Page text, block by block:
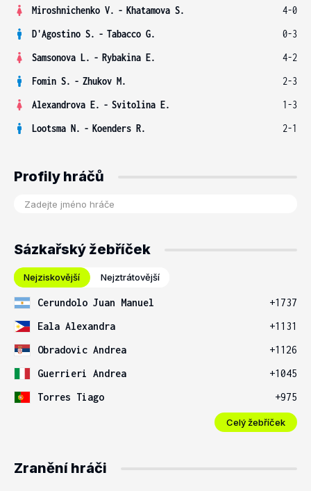
Miroshnichenko V. - Khatamova S.
4-0
D'Agostino S. - Tabacco G.
0-3
Samsonova L. - Rybakina E.
4-2
Fomin S. - Zhukov M.
2-3
Alexandrova E. - Svitolina E.
1-3
Lootsma N. - Koenders R. 2-1
Profily hráčů
Sázkařský žebříček
Nejziskovější Nejztrátovější
Cerundolo Juan Manuel
+1737
Eala Alexandra
+1131
Obradovic Andrea
+1126
Guerrieri Andrea
+1045
Torres Tiago
+975
Celý žebříček
Zranění hráči